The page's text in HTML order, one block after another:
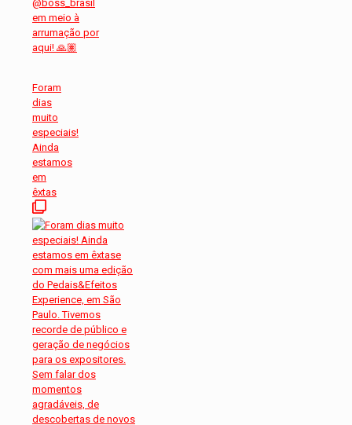
Foram
dias
muito
especiais!
Ainda
estamos
em
êxtas